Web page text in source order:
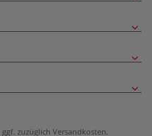
zuzüglich Versandkosten.